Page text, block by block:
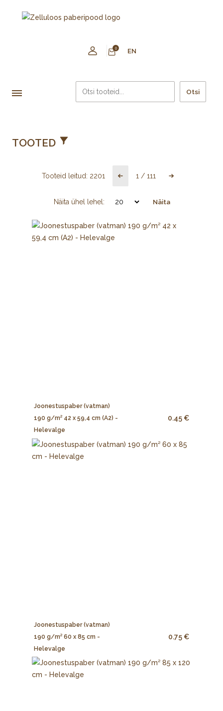
0 EN
Otsi
TOOTED
Tooteid leitud: 2201 1 / 111
Näita ühel lehel: Näita
Joonestuspaber (vatman)
190 g/m² 42 x 59,4 cm (A2) -
Helevalge
0.45 €
Joonestuspaber (vatman)
190 g/m² 60 x 85 cm -
Helevalge
0.75 €